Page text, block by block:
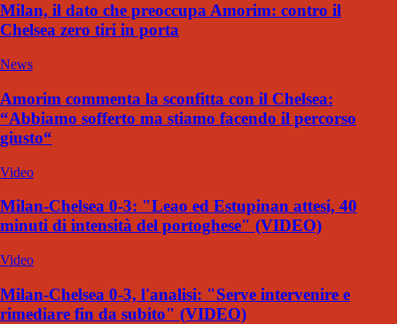
Milan, il dato che preoccupa Amorim: contro il
Chelsea zero tiri in porta
News
Amorim commenta la sconfitta con il Chelsea:
“Abbiamo sofferto ma stiamo facendo il percorso
giusto“
Video
Milan-Chelsea 0-3: "Leao ed Estupinan attesi, 40
minuti di intensità del portoghese" (VIDEO)
Video
Milan-Chelsea 0-3, l'analisi: "Serve intervenire e
rimediare fin da subito" (VIDEO)